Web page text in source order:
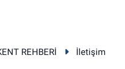
REHBERİ
İletişim